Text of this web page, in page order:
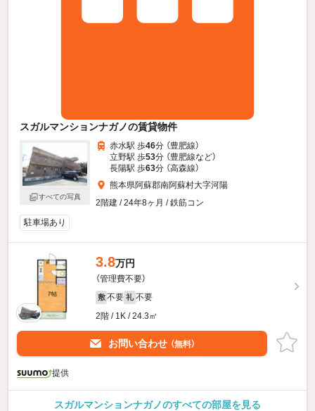
スガルマンションナガノの賃貸物件
すべての写真
赤水駅 歩46分 （豊肥線）
立野駅 歩53分 （豊肥線など）
長陽駅 歩63分 （高森線）
熊本県阿蘇郡南阿蘇村大字河陽
2階建 / 24年8ヶ月 / 鉄筋コン
駐車場あり
3.8万円
（管理費不要）
敷 不要 礼 不要
2階 / 1K / 24.3㎡
お問い合わせ （無料）
提供
スガルマンションナガノのすべての部屋を見る